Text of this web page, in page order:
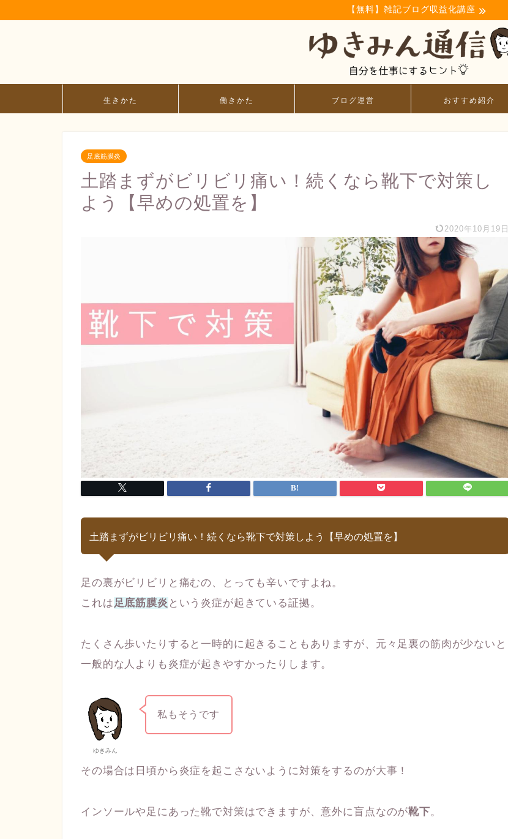
【無料】雑記ブログ収益化講座
生きかた 働きかた ブログ運営 おすすめ紹介
足底筋膜炎
土踏まずがビリビリ痛い！続くなら靴下で対策し
よう【早めの処置を】
2020年10月19日
土踏まずがビリビリ痛い！続くなら靴下で対策しよう【早めの処置を】
足の裏がビリビリと痛むの、とっても辛いですよね。
これは足底筋膜炎 という炎症が起きている証拠。
たくさん歩いたりすると一時的に起きることもありますが、元々足裏の筋肉が少ないと
一般的な人よりも炎症が起きやすかったりします。
ゆきみん
私もそうです
その場合は日頃から炎症を起こさないように対策をするのが大事！
インソールや足にあった靴で対策はできますが、意外に盲点なのが靴下。